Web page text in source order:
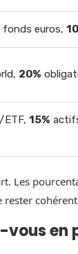
fonds euros,
20%
15%
Les
rester
vous en